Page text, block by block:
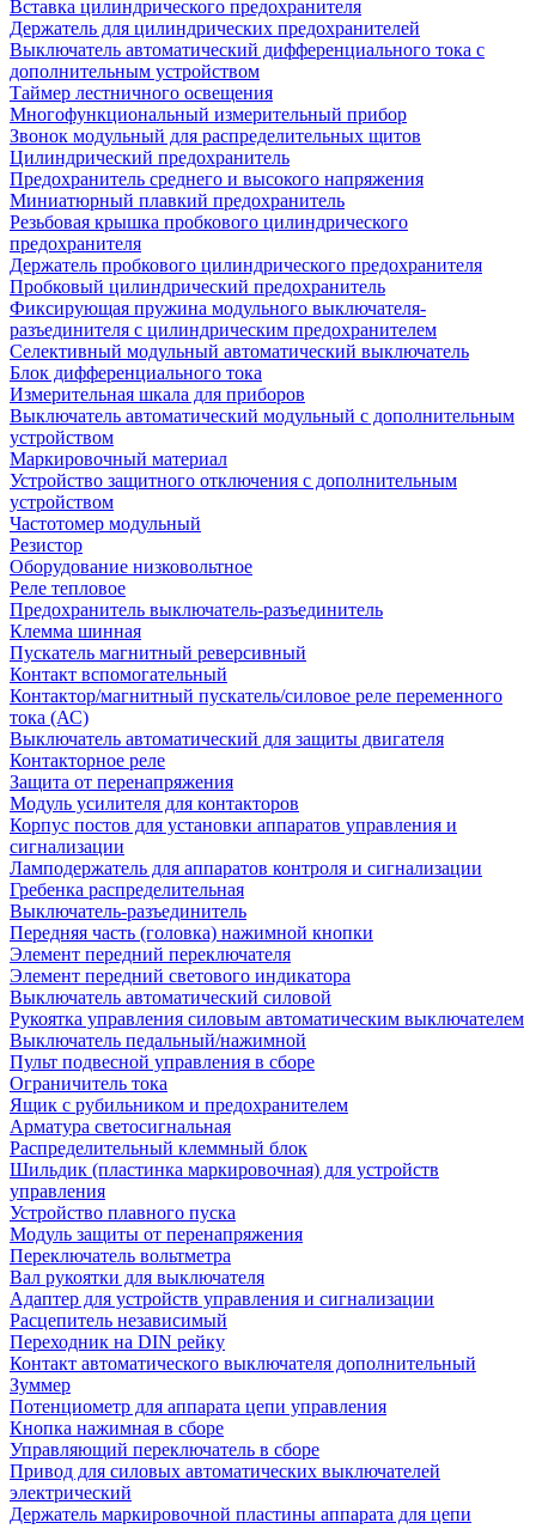
Вставка цилиндрического предохранителя
Держатель для цилиндрических предохранителей
Выключатель автоматический дифференциального тока с
дополнительным устройством
Таймер лестничного освещения
Многофункциональный измерительный прибор
Звонок модульный для распределительных щитов
Цилиндрический предохранитель
Предохранитель среднего и высокого напряжения
Миниатюрный плавкий предохранитель
Резьбовая крышка пробкового цилиндрического
предохранителя
Держатель пробкового цилиндрического предохранителя
Пробковый цилиндрический предохранитель
Фиксирующая пружина модульного выключателя-
разъединителя с цилиндрическим предохранителем
Селективный модульный автоматический выключатель
Блок дифференциального тока
Измерительная шкала для приборов
Выключатель автоматический модульный с дополнительным
устройством
Маркировочный материал
Устройство защитного отключения с дополнительным
устройством
Частотомер модульный
Резистор
Оборудование низковольтное
Реле тепловое
Предохранитель выключатель-разъединитель
Клемма шинная
Пускатель магнитный реверсивный
Контакт вспомогательный
Контактор/магнитный пускатель/силовое реле переменного
тока (АС)
Выключатель автоматический для защиты двигателя
Контакторное реле
Защита от перенапряжения
Модуль усилителя для контакторов
Корпус постов для установки аппаратов управления и
сигнализации
Ламподержатель для аппаратов контроля и сигнализации
Гребенка распределительная
Выключатель-разъединитель
Передняя часть (головка) нажимной кнопки
Элемент передний переключателя
Элемент передний светового индикатора
Выключатель автоматический силовой
Рукоятка управления силовым автоматическим выключателем
Выключатель педальный/нажимной
Пульт подвесной управления в сборе
Ограничитель тока
Ящик с рубильником и предохранителем
Арматура светосигнальная
Распределительный клеммный блок
Шильдик (пластинка маркировочная) для устройств
управления
Устройство плавного пуска
Модуль защиты от перенапряжения
Переключатель вольтметра
Вал рукоятки для выключателя
Адаптер для устройств управления и сигнализации
Расцепитель независимый
Переходник на DIN рейку
Контакт автоматического выключателя дополнительный
Зуммер
Потенциометр для аппарата цепи управления
Кнопка нажимная в сборе
Управляющий переключатель в сборе
Привод для силовых автоматических выключателей
электрический
Держатель маркировочной пластины аппарата для цепи